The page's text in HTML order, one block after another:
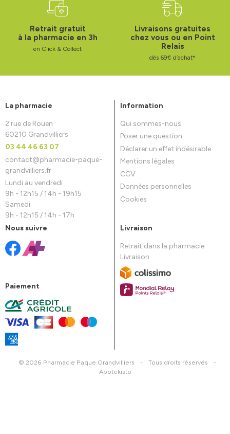
Retrait gratuit
à la pharmacie en 3h
en Click & Collect
Livraisons gratuites
chez vous ou en Point
Relais
dès 69€ d’achat*
La pharmacie
2 rue de Rouen
60210 Grandvilliers
03 44 46 63 07
contact@pharmacie-paque-
grandvilliers.fr
Lundi au vendredi
9h - 12h15 / 14h - 19h15
Samedi
9h - 12h15 / 14h - 17h
Information
Qui sommes-nous
Poser une question
Déclarer un effet indésirable
Mentions légales
CGV
Données personnelles
Cookies
Nous suivre
Paiement
Livraison
Retrait dans la pharmacie
Livraison
© 2026 Pharmacie Paque Grandvilliers - Tous droits réservés
-
Apotekisto